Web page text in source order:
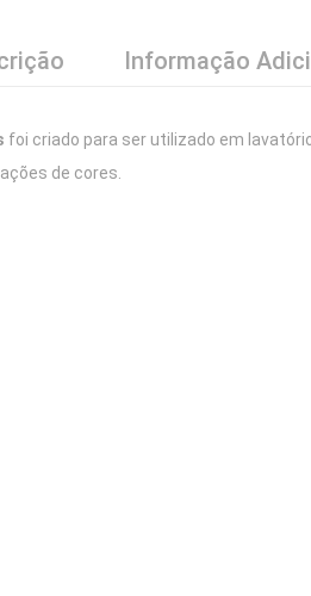
Informação
foi criado para ser utilizado em
de cores.